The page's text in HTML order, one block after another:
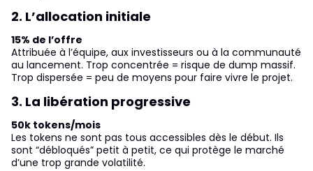
2. L’allocation initiale
15% de l’offre
Attribuée à l’équipe, aux investisseurs ou à la communauté
au lancement. Trop concentrée = risque de dump massif.
Trop dispersée = peu de moyens pour faire vivre le projet.
3. La libération progressive
50k tokens/mois
Les tokens ne sont pas tous accessibles dès le début. Ils
sont “débloqués” petit à petit, ce qui protège le marché
d’une trop grande volatilité.